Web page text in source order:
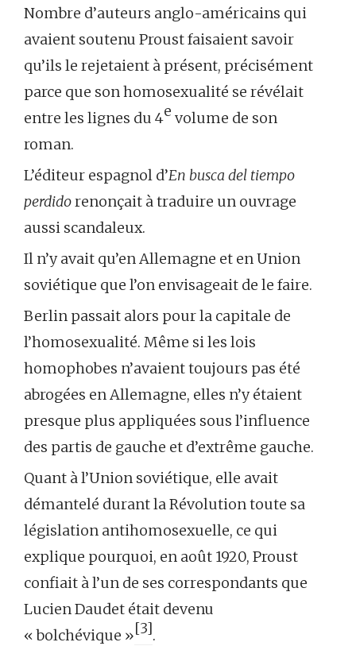
Nombre d’auteurs anglo-américains qui
avaient soutenu Proust faisaient savoir
qu’ils le rejetaient à présent, précisément
parce que son homosexualité se révélait
entre les lignes du 4e volume de son
roman.
L’éditeur espagnol d’En busca del tiempo
perdidorenonçait à traduire un ouvrage
aussi scandaleux.
Il n’y avait qu’en Allemagne et en Union
soviétique que l’on envisageait de le faire.
Berlin passait alors pour la capitale de
l’homosexualité. Même si les lois
homophobes n’avaient toujours pas été
abrogées en Allemagne, elles n’y étaient
presque plus appliquées sous l’influence
des partis de gauche et d’extrême gauche.
Quant à l’Union soviétique, elle avait
démantelé durant la Révolution toute sa
législation antihomosexuelle, ce qui
explique pourquoi, en août 1920, Proust
confiait à l’un de ses correspondants que
Lucien Daudet était devenu
« bolchévique »[3].